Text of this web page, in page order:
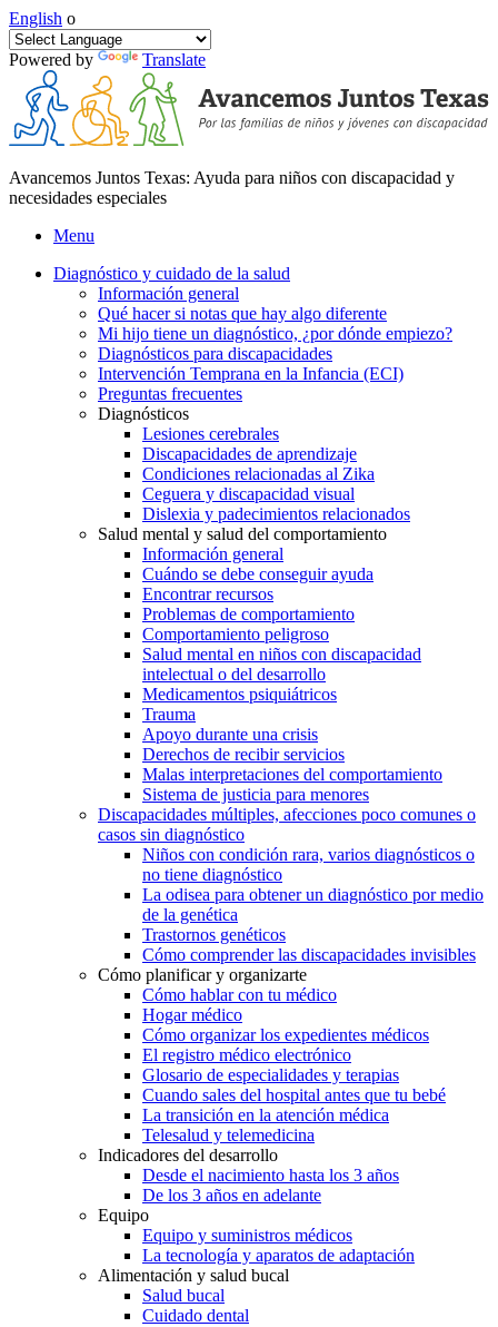
English o
Powered by Translate
Avancemos Juntos Texas: Ayuda para niños con discapacidad y
necesidades especiales
Menu
Diagnóstico y cuidado de la salud
Información general
Qué hacer si notas que hay algo diferente
Mi hijo tiene un diagnóstico, ¿por dónde empiezo?
Diagnósticos para discapacidades
Intervención Temprana en la Infancia (ECI)
Preguntas frecuentes
Diagnósticos
Lesiones cerebrales
Discapacidades de aprendizaje
Condiciones relacionadas al Zika
Ceguera y discapacidad visual
Dislexia y padecimientos relacionados
Salud mental y salud del comportamiento
Información general
Cuándo se debe conseguir ayuda
Encontrar recursos
Problemas de comportamiento
Comportamiento peligroso
Salud mental en niños con discapacidad
intelectual o del desarrollo
Medicamentos psiquiátricos
Trauma
Apoyo durante una crisis
Derechos de recibir servicios
Malas interpretaciones del comportamiento
Sistema de justicia para menores
Discapacidades múltiples, afecciones poco comunes o
casos sin diagnóstico
Niños con condición rara, varios diagnósticos o
no tiene diagnóstico
La odisea para obtener un diagnóstico por medio
de la genética
Trastornos genéticos
Cómo comprender las discapacidades invisibles
Cómo planificar y organizarte
Cómo hablar con tu médico
Hogar médico
Cómo organizar los expedientes médicos
El registro médico electrónico
Glosario de especialidades y terapias
Cuando sales del hospital antes que tu bebé
La transición en la atención médica
Telesalud y telemedicina
Indicadores del desarrollo
Desde el nacimiento hasta los 3 años
De los 3 años en adelante
Equipo
Equipo y suministros médicos
La tecnología y aparatos de adaptación
Alimentación y salud bucal
Salud bucal
Cuidado dental